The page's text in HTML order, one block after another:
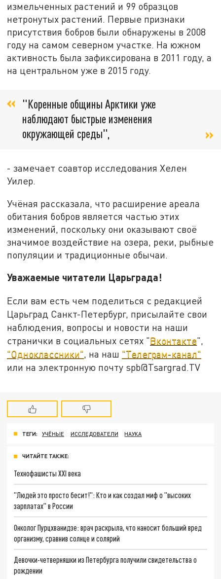
измельченных растений и 99 образцов
нетронутых растений. Первые признаки
присутствия бобров были обнаружены в 2008
году на самом северном участке. На южном
активность была зафиксирована в 2011 году, а
на центральном уже в 2015 году.
"Коренные общины Арктики уже
наблюдают быстрые изменения
окружающей среды",
- замечает соавтор исследования Хелен
Уилер.
Учёная рассказала, что расширение ареала
обитания бобров является частью этих
изменений, поскольку они оказывают своё
значимое воздействие на озера, реки, рыбные
популяции и традиционные обычаи.
Уважаемые читатели Царьграда!
Если вам есть чем поделиться с редакцией
Царьград Санкт-Петербург, присылайте свои
наблюдения, вопросы и новости на наши
странички в социальных сетях "Вконтакте",
"Одноклассники", на наш "Телеграм-канал"
или на электронную почту spb@Tsargrad.TV
ТЕГИ: УЧЁНЫЕ ИССЛЕДОВАТЕЛИ НАУКА
ЧИТАЙТЕ ТАКЖЕ:
Технофашисты XXI века
"Людей это просто бесит!": Кто и как создал миф о "высоких
зарплатах" в России
Онколог Пурцхванидзе: врач раскрыла, что наносит больший вред
организму, сравнив солнце и солярий
Девочки-четверняшки из Петербурга получили свидетельства о
рождении